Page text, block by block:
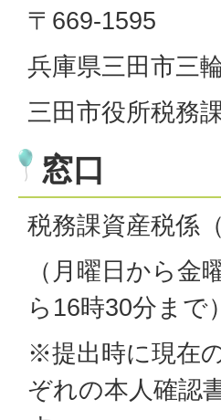
〒669-1595
兵庫県三田市三
三田市役所税務
窓口
税務課資産税係
（月曜日から金
ら16時30分まで）
※提出時に現在
ぞれの本人確認